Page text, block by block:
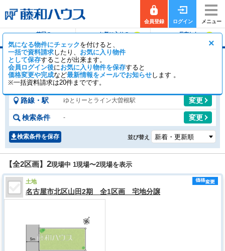
会員登録 ログイン メニュー
前回の
お気に入りの
保存した
×
気になる物件にチェックを付けると、
一括で資料請求したり、 お気に入り物件
として保存することが出来ます。
会員ログイン後にお気に入り物件を保存すると
価格変更や完成など最新情報をメールでお知らせします 。
※一括資料請求は20件までです。
大曽根駅の土地
【全2区画】 一般公開1区画 会員公開1区画
路線・駅 ゆとりーとライン大曽根駅 変更
検索条件 - 変更
検索条件を保存 並び替え
【全2区画】 2現場中 1現場〜2現場を表示
土地
名古屋市北区山田2期 全1区画 宅地分譲